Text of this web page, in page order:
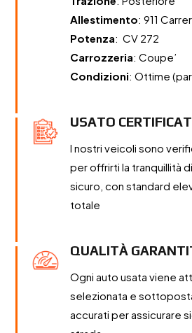
Allestimento: 911
Potenza: CV 272
Carrozzeria: Coupe’
Condizioni: Ottime
USATO
I nostri veicoli sono
per offrirti la tranquillità
sicuro, con standard
totale
QUALITÀ
Ogni auto usata viene
selezionata e
accurati per assicurare